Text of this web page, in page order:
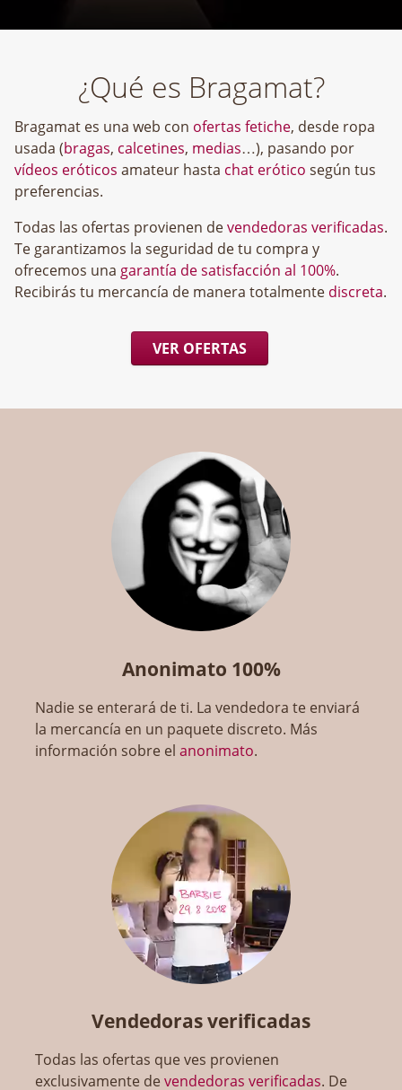
¿Qué es Bragamat?
Bragamat es una web con ofertas fetiche, desde ropa
usada (bragas, calcetines, medias…), pasando por
vídeos eróticos amateur hasta chat erótico según tus
preferencias.
Todas las ofertas provienen devendedoras verificadas.
Te garantizamos la seguridad de tu compra y
ofrecemos una garantía de satisfacción al 100%.
Recibirás tu mercancía de manera totalmente discreta.
VER OFERTAS
Anonimato 100%
Nadie se enterará de ti. La vendedora te enviará
la mercancía en un paquete discreto. Más
información sobre elanonimato.
Vendedoras verificadas
Todas las ofertas que ves provienen
exclusivamente devendedoras verificadas. De